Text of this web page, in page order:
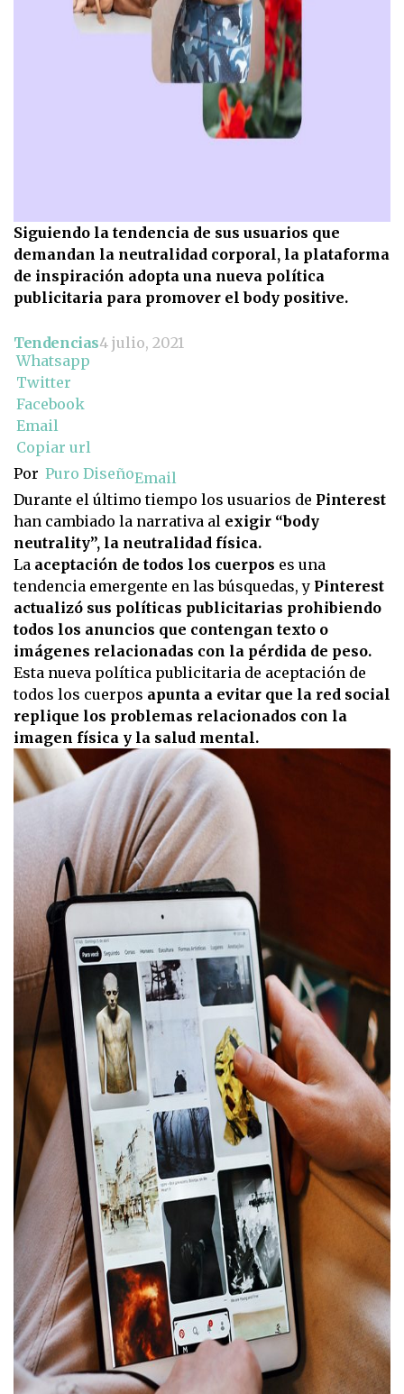
Siguiendo la tendencia de sus usuarios que
demandan la neutralidad corporal, la plataforma
de inspiración adopta una nueva política
publicitaria para promover el body positive.
Tendencias4 julio, 2021
Whatsapp
Twitter
Facebook
Email
Copiar url
Por Puro DiseñoEmail
Durante el último tiempo los usuarios de Pinterest
han cambiado la narrativa al exigir “body
neutrality”, la neutralidad física.
La aceptación de todos los cuerpos es una
tendencia emergente en las búsquedas, y Pinterest
actualizó sus políticas publicitarias prohibiendo
todos los anuncios que contengan texto o
imágenes relacionadas con la pérdida de peso.
Esta nueva política publicitaria de aceptación de
todos los cuerpos apunta a evitar que la red social
replique los problemas relacionados con la
imagen física y la salud mental.